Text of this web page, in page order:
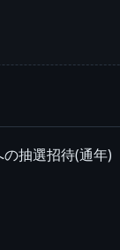
抽選招待(通年)